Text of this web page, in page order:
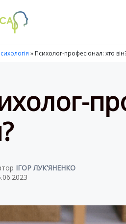
» Психолог-професіонал: хто
ІГОР ЛУК'ЯНЕНКО